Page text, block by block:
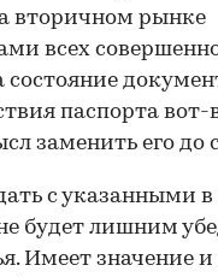
вторичном рынке
всех
паспорта вот-
заменить его до
с указанными в
будет лишним
Имеет значение и